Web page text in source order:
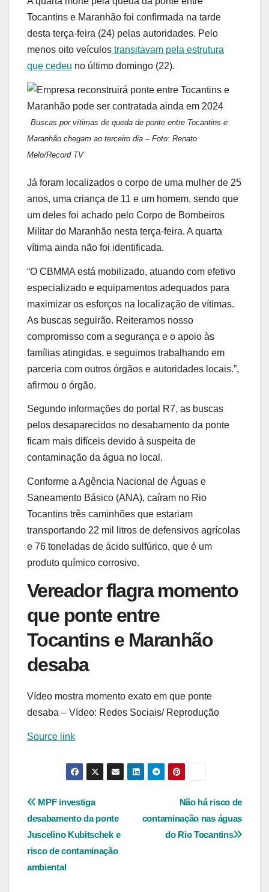
Tocantins e Maranhão foi confirmada na tarde
desta terça-feira (24) pelas autoridades. Pelo
menos oito veículos transitavam pela estrutura
que cedeu no último domingo (22).
Buscas por vítimas de queda de ponte entre Tocantins e
Maranhão chegam ao terceiro dia – Foto: Renato
Melo/Record TV
Já foram localizados o corpo de uma mulher de 25
anos, uma criança de 11 e um homem, sendo que
um deles foi achado pelo Corpo de Bombeiros
Militar do Maranhão nesta terça-feira. A quarta
vítima ainda não foi identificada.
“O CBMMA está mobilizado, atuando com efetivo
especializado e equipamentos adequados para
maximizar os esforços na localização de vítimas.
As buscas seguirão. Reiteramos nosso
compromisso com a segurança e o apoio às
famílias atingidas, e seguimos trabalhando em
parceria com outros órgãos e autoridades locais.”,
afirmou o órgão.
Segundo informações do portal R7, as buscas
pelos desaparecidos no desabamento da ponte
ficam mais difíceis devido à suspeita de
contaminação da água no local.
Conforme a Agência Nacional de Águas e
Saneamento Básico (ANA), caíram no Rio
Tocantins três caminhões que estariam
transportando 22 mil litros de defensivos agrícolas
e 76 toneladas de ácido sulfúrico, que é um
produto químico corrosivo.
Vereador flagra momento
que ponte entre
Tocantins e Maranhão
desaba
Vídeo mostra momento exato em que ponte
desaba – Vídeo: Redes Sociais/ Reprodução
Source link
Navegação
de
Post
Não há risco de
contaminação nas águas
do Rio Tocantins
MPF investiga
desabamento da ponte
Juscelino Kubitschek e
risco de contaminação
ambiental